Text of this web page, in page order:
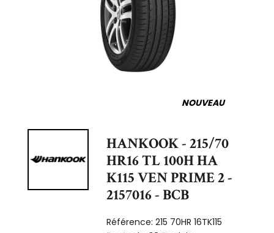
NOUVEAU
HANKOOK - 215/70
HR16 TL 100H HA
K115 VEN PRIME 2 -
2157016 - BCB
Référence:215 70HR 16TK115